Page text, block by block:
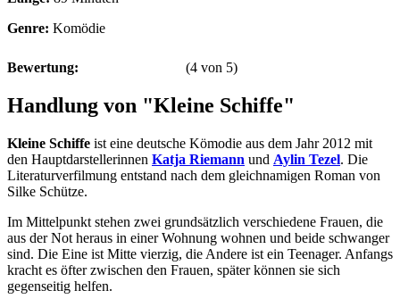
Genre: Komödie
Bewertung: (4 von 5)
Handlung von "Kleine Schiffe"
Kleine Schiffe ist eine deutsche Kömodie aus dem Jahr 2012 mit
den Hauptdarstellerinnen Katja Riemann und Aylin Tezel. Die
Literaturverfilmung entstand nach dem gleichnamigen Roman von
Silke Schütze.
Im Mittelpunkt stehen zwei grundsätzlich verschiedene Frauen, die
aus der Not heraus in einer Wohnung wohnen und beide schwanger
sind. Die Eine ist Mitte vierzig, die Andere ist ein Teenager. Anfangs
kracht es öfter zwischen den Frauen, später können sie sich
gegenseitig helfen.